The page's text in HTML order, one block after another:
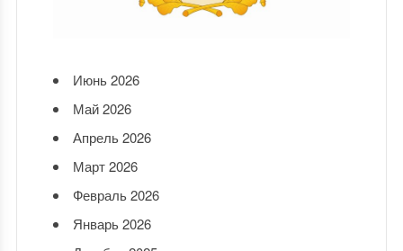
Июнь 2026
Май 2026
Апрель 2026
Март 2026
Февраль 2026
Январь 2026